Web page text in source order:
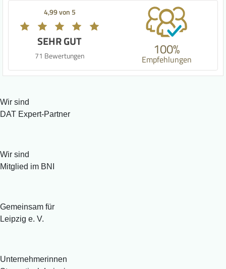
4,99 von 5
SEHR GUT
71 Bewertungen 100%
Empfehlungen
Wir sind
DAT Expert-Partner
Wir sind
Mitglied im BNI
Gemeinsam für
Leipzig e. V.
Unternehmerinnen